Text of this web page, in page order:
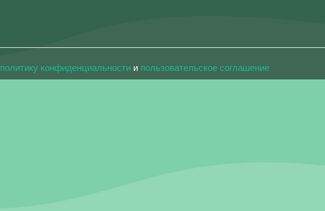
политику конфиденциальности и пользовательское соглашение